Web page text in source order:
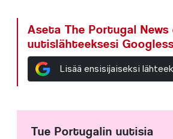
Aseta The Portugal News
uutislähteeksesi
Lisää ensisijaiseksi
Tue Portugalin uutisia